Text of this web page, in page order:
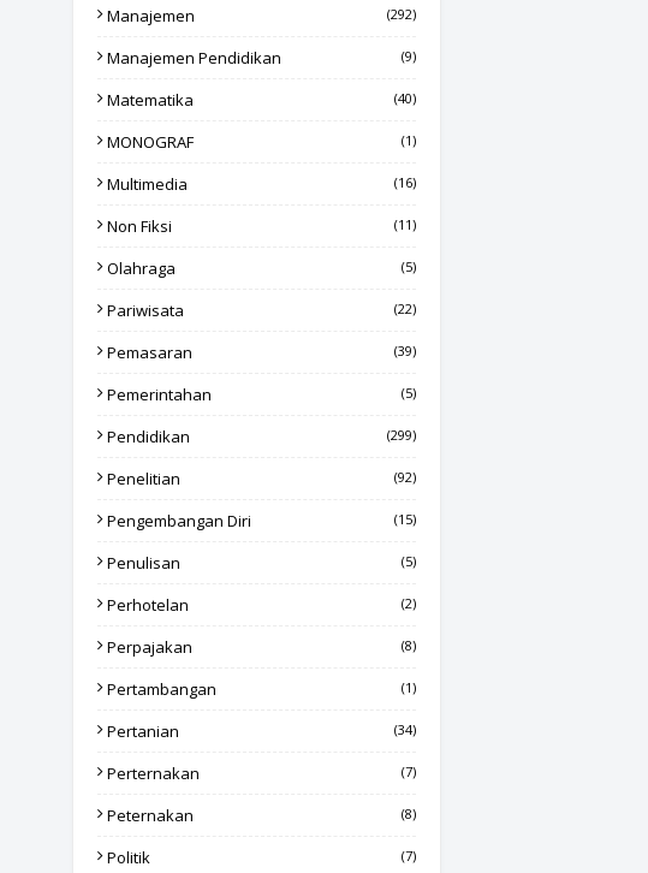
Manajemen (292)
Manajemen Pendidikan (9)
Matematika (40)
MONOGRAF (1)
Multimedia (16)
Non Fiksi (11)
Olahraga (5)
Pariwisata (22)
Pemasaran (39)
Pemerintahan (5)
Pendidikan (299)
Penelitian (92)
Pengembangan Diri (15)
Penulisan (5)
Perhotelan (2)
Perpajakan (8)
Pertambangan (1)
Pertanian (34)
Perternakan (7)
Peternakan (8)
Politik (7)